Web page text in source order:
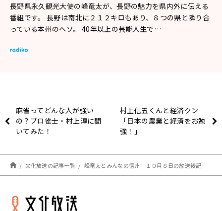
長野県永久観光大使の峰竜太が、長野の魅力を県内外に伝える
番組です。 長野は南北に２１２キロもあり、８つの県と隣り合
っている本州のヘソ。 40年以上の芸能人生で…
麻雀ってどんな人が強い
の？プロ雀士・村上淳に聞
いてみた！
村上信五くんと経済クン
「日本の農業と経済をお勉
強！」
文化放送の記事一覧 峰竜太とみんなの信州 １０月８日の放送後記